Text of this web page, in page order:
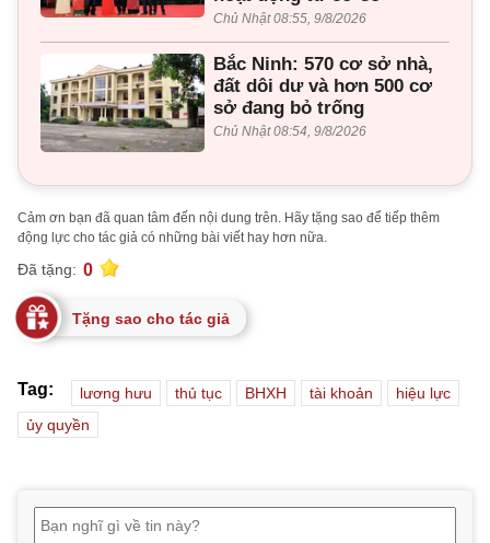
Chủ Nhật 08:55, 9/8/2026
Bắc Ninh: 570 cơ sở nhà,
đất dôi dư và hơn 500 cơ
sở đang bỏ trống
Chủ Nhật 08:54, 9/8/2026
Cảm ơn bạn đã quan tâm đến nội dung trên. Hãy tặng sao để tiếp thêm
động lực cho tác giả có những bài viết hay hơn nữa.
Đã tặng: 0
Tặng sao cho tác giả
Tag: lương hưu thủ tục BHXH tài khoản
hiệu lực
ủy quyền